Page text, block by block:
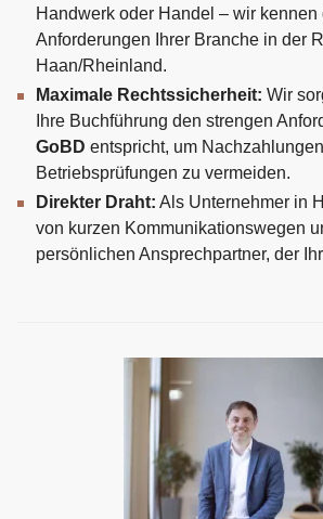
Handwerk oder Handel – wir
Anforderungen Ihrer Branche in der
Haan/Rheinland.
Maximale Rechtssicherheit: Wir
Ihre Buchführung den strengen
GoBD entspricht, um
Betriebsprüfungen zu vermeiden.
Direkter Draht: Als Unternehmer in
von kurzen Kommunikationswegen
persönlichen Ansprechpartner, der